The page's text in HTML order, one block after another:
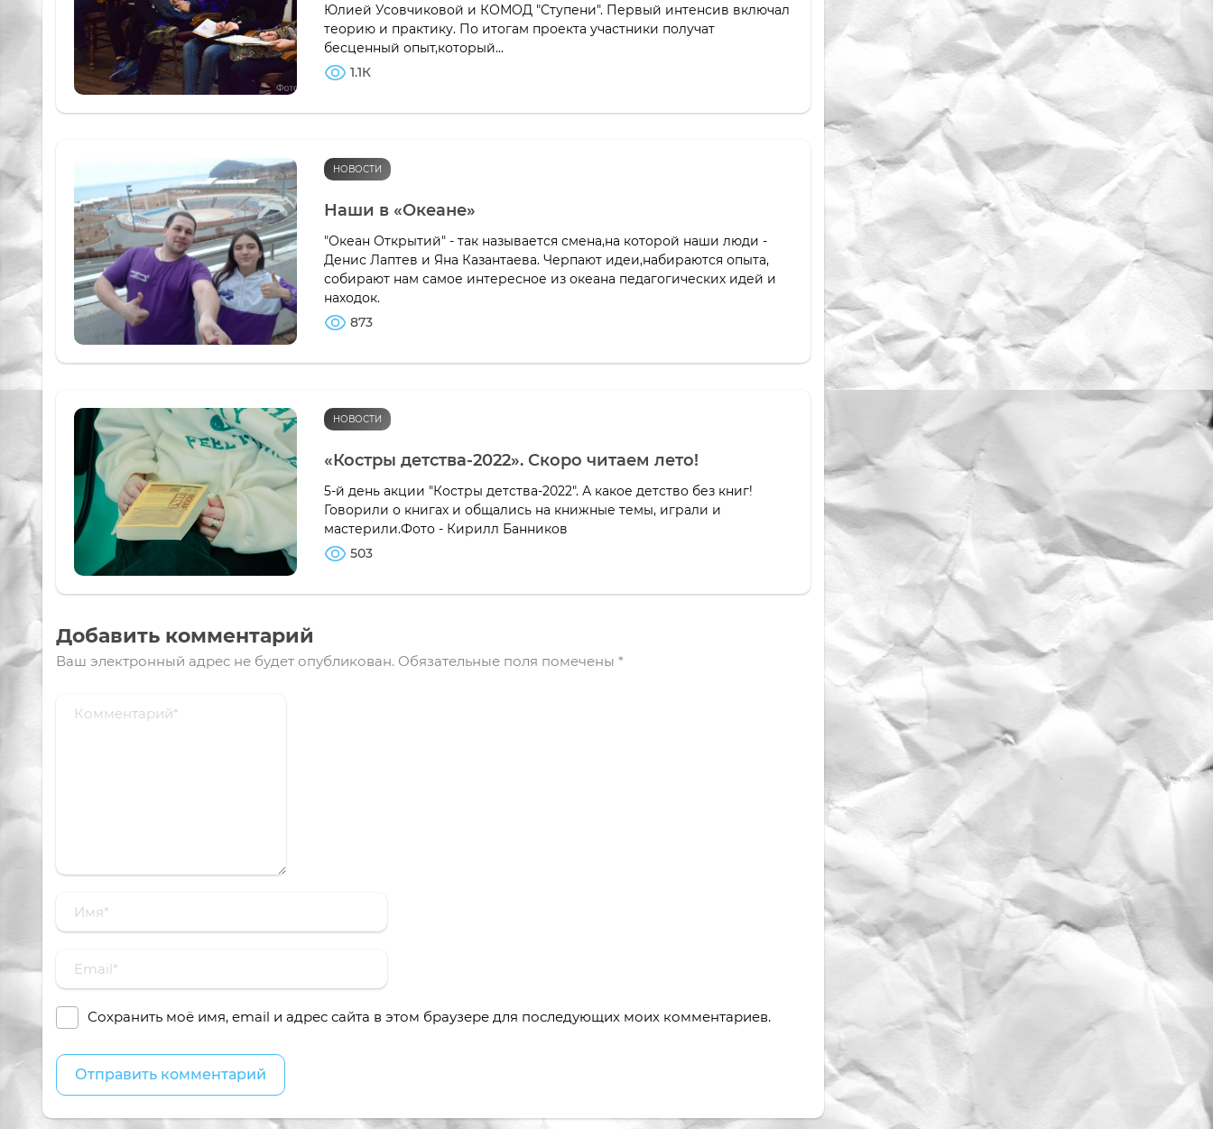
Юлией Усовчиковой и КОМОД "Ступени". Первый интенсив включал
теорию и практику. По итогам проекта участники получат
бесценный опыт,который...
1.1К
НОВОСТИ
Наши в «Океане»
"Океан Открытий" - так называется смена,на которой наши люди -
Денис Лаптев и Яна Казантаева. Черпают идеи,набираются опыта,
собирают нам самое интересное из океана педагогических идей и
находок.
873
НОВОСТИ
«Костры детства-2022». Скоро читаем лето!
5-й день акции "Костры детства-2022". А какое детство без книг!
Говорили о книгах и общались на книжные темы, играли и
мастерили.Фото - Кирилл Банников
503
Добавить комментарий
Ваш электронный адрес не будет опубликован. Обязательные поля помечены *
Сохранить моё имя, email и адрес сайта в этом браузере для последующих моих комментариев.